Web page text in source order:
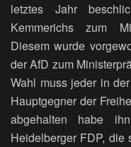
letztes Jahr
Kemmerichs zum
Diesem wurde
der AfD zum
Wahl muss jeder in
Hauptgegner der
abgehalten habe
Heidelberger FDP, die